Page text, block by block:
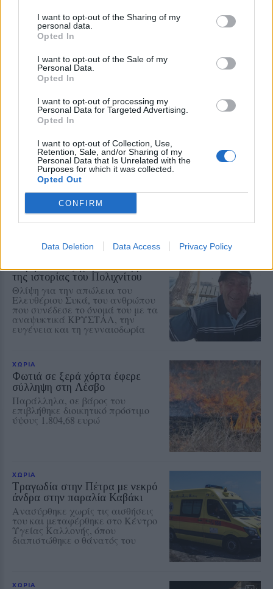
I want to opt-out of the Sharing of my
personal data.
Opted In
I want to opt-out of the Sale of my
Personal Data.
Opted In
I want to opt-out of processing my
Personal Data for Targeted Advertising.
Opted In
I want to opt-out of Collection, Use,
Retention, Sale, and/or Sharing of my
Personal Data that Is Unrelated with the
Purposes for which it was collected.
Opted Out
CONFIRM
Data Deletion Data Access Privacy Policy
Δείτε περισσότερα άρθρα μας στα αποτελέσματα
Add stonisi.gr on Google ↗
ΣΤΗΝ ΙΔΙΑ ΚΑΤΗΓΟΡΙΑ
ΤΑΞΙΔΙΑ
Βόλτα στην Κουρνέλα!
Ένας από τους αγαπημένους
προορισμούς για τους λάτρεις της
φύσης και για όσους θέλουν να
γνωρίσουν το νησί από
περιπατητικές διαδρομές
της ιστορίας του Πολιχνίτου
Θλίψη για την απώλεια του
Ελευθέριου Συκά, του ανθρώπου
που συνέδεσε το όνομά του με τα
αναψυκτικά ΚΡΥΣΤΑΛ, την
ευγένεια και τη γενναιοδωρία
ΧΩΡΙΑ
Φωτιά σε ξερά χόρτα έφερε
σύλληψη στη Λέσβο
Παράλληλα, σε βάρος του
επιβλήθηκε διοικητικό πρόστιμο
ύψους 1.804,68 ευρώ
ΧΩΡΙΑ
Τραγωδία στην Πέτρα με νεκρό
άνδρα στην παραλία Καβάκι
Ανασύρθηκε χωρίς τις αισθήσεις
του και μεταφέρθηκε στο Κέντρο
Υγείας Καλλονής, όπου
διαπιστώθηκε ο θάνατός του
ΧΩΡΙΑ